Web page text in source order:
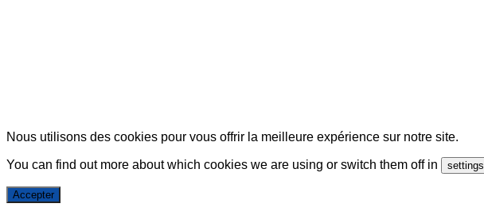
Nous utilisons des cookies pour vous offrir la meilleure expérience sur notre site.
You can find out more about which cookies we are using or switch them off in settings
Accepter